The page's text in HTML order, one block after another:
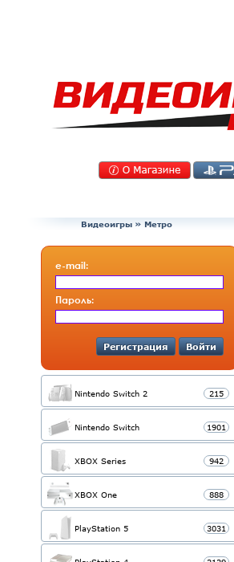
Видеоигры » Метро
e-mail:
Пароль:
Регистрация Войти
Nintendo Switch 2 215
Nintendo Switch 1901
XBOX Series 942
XBOX One 888
PlayStation 5 3031